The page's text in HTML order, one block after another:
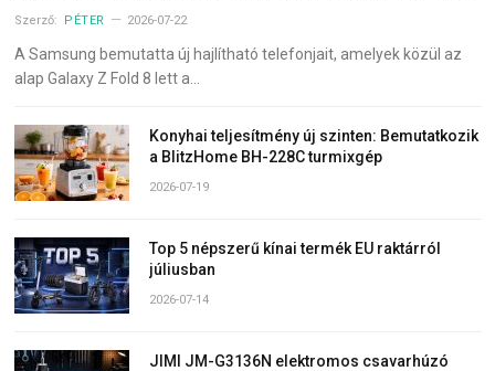
Szerző: PÉTER 2026-07-22
A Samsung bemutatta új hajlítható telefonjait, amelyek közül az
alap Galaxy Z Fold 8 lett a…
Konyhai teljesítmény új szinten: Bemutatkozik
a BlitzHome BH-228C turmixgép
2026-07-19
Top 5 népszerű kínai termék EU raktárról
júliusban
2026-07-14
JIMI JM-G3136N elektromos csavarhúzó